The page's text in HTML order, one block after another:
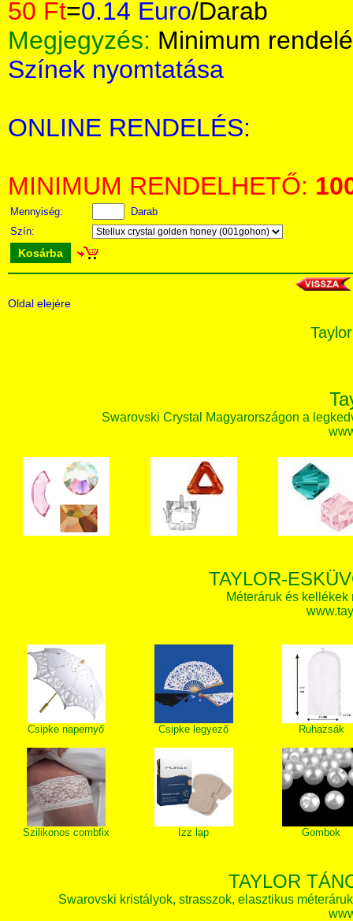
50 Ft=0.14 Euro/Darab
Megjegyzés: Minimum
Színek nyomtatása
ONLINE RENDELÉS:
MINIMUM RENDELHETŐ:
Mennyiség:
Darab
Szín:
Kosárba
Oldal elejére
Swarovski Crystal Magyarországon a
TAYLOR-
Méteráruk és
Csipke napernyő Csipke legyező Ruhazsák
Szilikonos combfix Izz lap Gombok
TAYLOR
Swarovski kristályok, strasszok, elasztikus